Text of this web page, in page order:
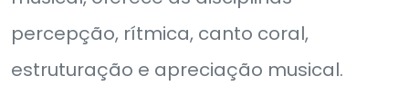
percepção, rítmica, canto coral,
estruturação e apreciação musical.